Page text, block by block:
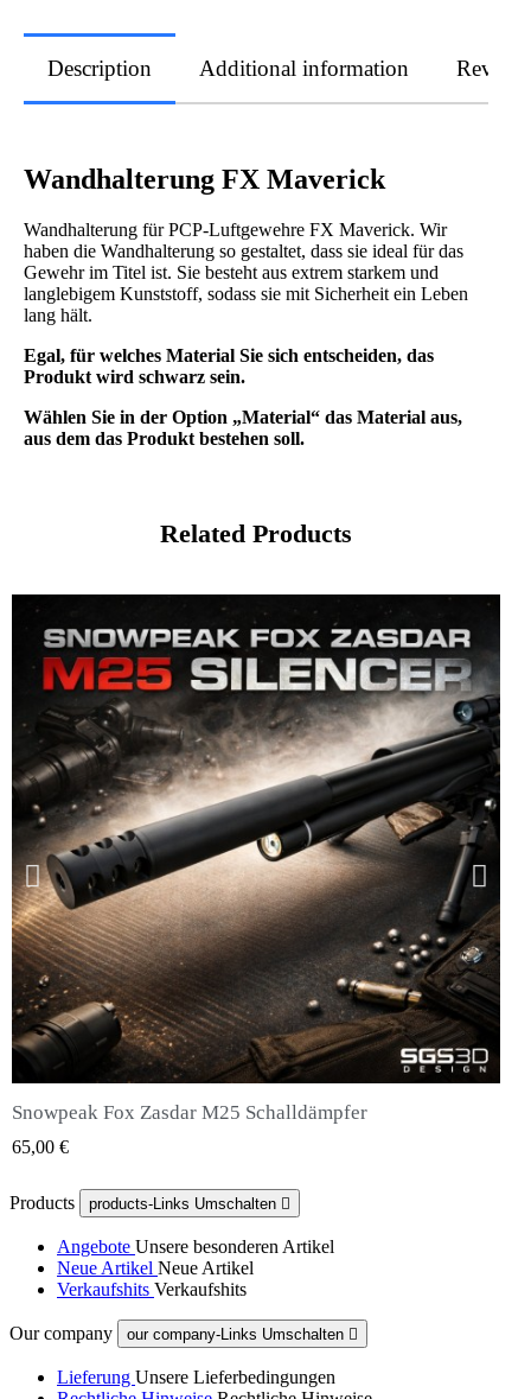
Description Additional information
Wandhalterung FX Maverick
Wandhalterung für PCP-Luftgewehre FX Maverick. Wir
haben die Wandhalterung so gestaltet, dass sie ideal für das
Gewehr im Titel ist. Sie besteht aus extrem starkem und
langlebigem Kunststoff, sodass sie mit Sicherheit ein Leben
lang hält.
Egal, für welches Material Sie sich entscheiden, das
Produkt wird schwarz sein.
Wählen Sie in der Option „Material“ das Material aus,
aus dem das Produkt bestehen soll.
Related Products
QUICK VIEW
Snowpeak Fox Zasdar M25 Schalldämpfer
65,00 €
Products products-Links Umschalten 
Angebote Unsere besonderen Artikel
Neue Artikel Neue Artikel
Verkaufshits Verkaufshits
Our company our company-Links Umschalten 
Lieferung Unsere Lieferbedingungen